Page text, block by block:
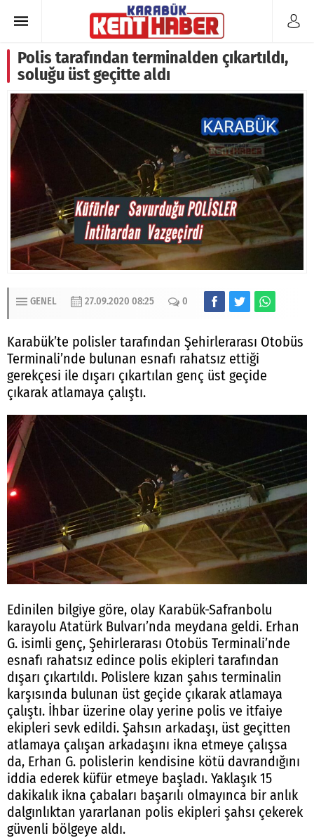
Polis tarafından terminalden çıkartıldı,
soluğu üst geçitte aldı
GENEL 27.09.2020 08:25 0
Karabük’te polisler tarafından Şehirlerarası Otobüs
Terminali’nde bulunan esnafı rahatsız ettiği
gerekçesi ile dışarı çıkartılan genç üst geçide
çıkarak atlamaya çalıştı.
Edinilen bilgiye göre, olay Karabük-Safranbolu
karayolu Atatürk Bulvarı’nda meydana geldi. Erhan
G. isimli genç, Şehirlerarası Otobüs Terminali’nde
esnafı rahatsız edince polis ekipleri tarafından
dışarı çıkartıldı. Polislere kızan şahıs terminalin
karşısında bulunan üst geçide çıkarak atlamaya
çalıştı. İhbar üzerine olay yerine polis ve itfaiye
ekipleri sevk edildi. Şahsın arkadaşı, üst geçitten
atlamaya çalışan arkadaşını ikna etmeye çalışsa
da, Erhan G. polislerin kendisine kötü davrandığını
iddia ederek küfür etmeye başladı. Yaklaşık 15
dakikalık ikna çabaları başarılı olmayınca bir anlık
dalgınlıktan yararlanan polis ekipleri şahsı çekerek
güvenli bölgeye aldı.